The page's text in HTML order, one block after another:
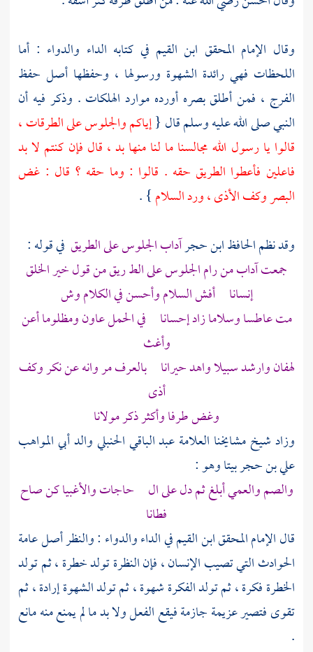
وقال الإمام المحقق ابن القيم في كتابه الداء والدواء : أما
اللحظات فهي رائدة الشهوة ورسولها ، وحفظها أصل حفظ
الفرج ، فمن أطلق بصره أورده موارد الهلكات . وذكر فيه أن
النبي صلى الله عليه وسلم قال {إياكم والجلوس على الطرقات ،
قالوا يا رسول الله مجالسنا ما لنا منها بد ، قال فإن كنتم لا بد
فاعلين فأعطوا الطريق حقه . قالوا : وما حقه ؟ قال : غض
البصر وكف الأذى ، ورد السلام} .
وقد نظم الحافظابن حجرآداب الجلوس على الطريق في قوله :
جمعت آداب من رام الجلوس على الط ريق من قول خير الخلق
إنسانا أفش السلام وأحسن في الكلام وش
مت عاطسا وسلاما زاد إحسانا في الحمل عاون ومظلوما أعن
وأغث
لهفان وارشد سبيلا واهد حيرانا بالعرف مر وانه عن نكر وكف
أذى
وغض طرفا وأكثر ذكر مولانا
وزاد شيخ مشايخنا العلامةعبد الباقي الحنبليوالدأبي المواهب
علي بن حجربيتا وهو :
والصم والعمي أبلغ ثم دل على ال حاجات والأغبيا كن صاح
فطانا
قال الإمام المحققابن القيمفي الداء والدواء : والنظر أصل عامة
الحوادث التي تصيب الإنسان ، فإن النظرة تولد خطرة ، ثم تولد
الخطرة فكرة ، ثم تولد الفكرة شهوة ، ثم تولد الشهوة إرادة ، ثم
تقوى فتصير عزيمة جازمة فيقع الفعل ولا بد ما لم يمنع منه مانع
.